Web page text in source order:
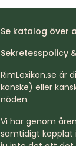
Se katalog över
Sekretesspolicy
RimLexikon.se är
kanske) eller
nöden.
Vi har genom
samtidigt kopplat